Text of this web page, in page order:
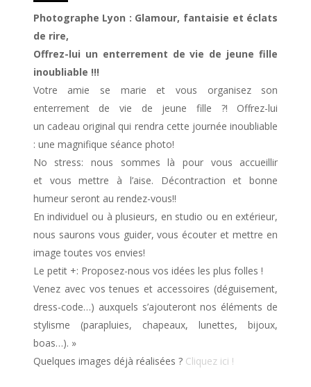
Photographe Lyon : Glamour, fantaisie et éclats
de rire,
Offrez-lui un enterrement de vie de jeune fille
inoubliable !!!
Votre amie se marie et vous organisez son
enterrement de vie de jeune fille ?! Offrez-lui
un cadeau original qui rendra cette journée inoubliable
: une magnifique séance photo!
No stress: nous sommes là pour vous accueillir
et vous mettre à l’aise. Décontraction et bonne
humeur seront au rendez-vous!!
En individuel ou à plusieurs, en studio ou en extérieur,
nous saurons vous guider, vous écouter et mettre en
image toutes vos envies!
Le petit +: Proposez-nous vos idées les plus folles !
Venez avec vos tenues et accessoires (déguisement,
dress-code…) auxquels s’ajouteront nos éléments de
stylisme (parapluies, chapeaux, lunettes, bijoux,
boas…). »
Quelques images déjà réalisées ? Cliquez ici !